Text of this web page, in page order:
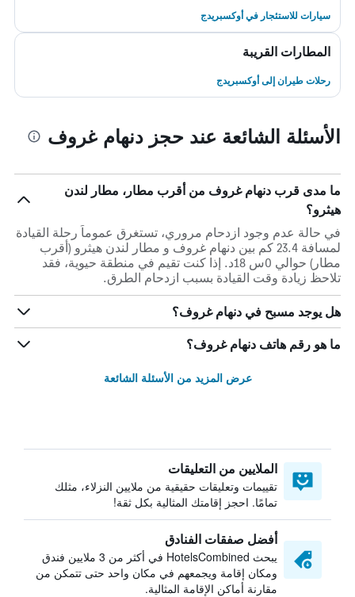
سيارات للاستئجار في أوكسبريدج
المطارات القريبة
رحلات طيران إلى أوكسبريدج
الأسئلة الشائعة عند حجز دنهام غروف
ما مدى قرب دنهام غروف من أقرب مطار، مطار لندن
هيثرو؟
في حالة عدم وجود ازدحام مروري، تستغرق عموماً رحلة القيادة
لمسافة 23.4 كم بين دنهام غروف و مطار لندن هيثرو (أقرب
مطار) حوالي 0س 18د. إذا كنت تقيم في منطقة حيوية، فقد
تلاحظ زيادة وقت القيادة بسبب ازدحام الطرق.
هل يوجد مسبح في دنهام غروف؟
ما هو رقم هاتف دنهام غروف؟
عرض المزيد من الأسئلة الشائعة
الملايين من التعليقات
تقييمات وتعليقات حقيقية من ملايين النزلاء، مثلك
تمامًا. احجز إقامتك المثالية بكل ثقة!
أفضل صفقات الفنادق
يبحث HotelsCombined في أكثر من 3 ملايين فندق
ومكان إقامة ويجمعهم في مكان واحد حتى تتمكن من
مقارنة أماكن الإقامة المثالية.